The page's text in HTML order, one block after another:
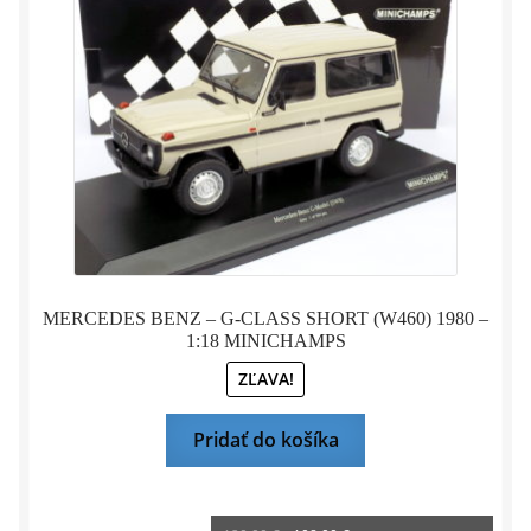
MERCEDES BENZ – G-CLASS SHORT (W460) 1980 –
1:18 MINICHAMPS
ZĽAVA!
bola:
120,00 €.
je:
108,00 €.
Pridať do košíka